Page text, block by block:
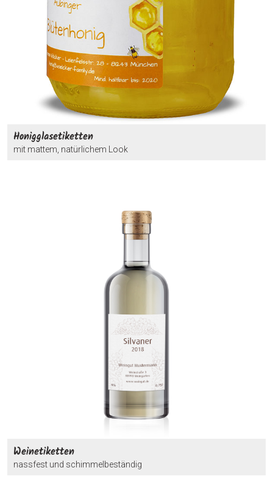
Honigglasetiketten
mit mattem, natürlichem Look
Weinetiketten
nassfest und schimmelbeständig